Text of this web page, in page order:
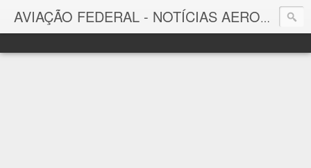
AVIAÇÃO FEDERAL - NOTÍCIAS AERONÁUTICAS & TECNOLOGIAS
Aviação Federal